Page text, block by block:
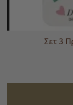
Σετ 3